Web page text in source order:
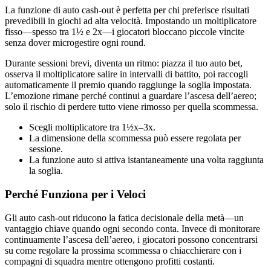
La funzione di auto cash‑out è perfetta per chi preferisce risultati
prevedibili in giochi ad alta velocità. Impostando un moltiplicatore
fisso—spesso tra 1½ e 2x—i giocatori bloccano piccole vincite
senza dover microgestire ogni round.
Durante sessioni brevi, diventa un ritmo: piazza il tuo auto bet,
osserva il moltiplicatore salire in intervalli di battito, poi raccogli
automaticamente il premio quando raggiunge la soglia impostata.
L’emozione rimane perché continui a guardare l’ascesa dell’aereo;
solo il rischio di perdere tutto viene rimosso per quella scommessa.
Scegli moltiplicatore tra 1½x–3x.
La dimensione della scommessa può essere regolata per
sessione.
La funzione auto si attiva istantaneamente una volta raggiunta
la soglia.
Perché Funziona per i Veloci
Gli auto cash‑out riducono la fatica decisionale della metà—un
vantaggio chiave quando ogni secondo conta. Invece di monitorare
continuamente l’ascesa dell’aereo, i giocatori possono concentrarsi
su come regolare la prossima scommessa o chiacchierare con i
compagni di squadra mentre ottengono profitti costanti.